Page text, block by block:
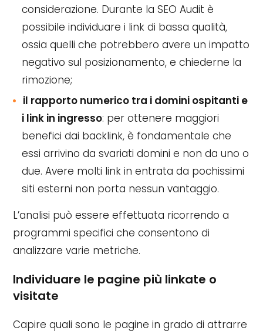
considerazione. Durante la SEO Audit è
possibile individuare i link di bassa qualità,
ossia quelli che potrebbero avere un impatto
negativo sul posizionamento, e chiederne la
rimozione;
il rapporto numerico tra i domini ospitanti e
i link in ingresso: per ottenere maggiori
benefici dai backlink, è fondamentale che
essi arrivino da svariati domini e non da uno o
due. Avere molti link in entrata da pochissimi
siti esterni non porta nessun vantaggio.
L’analisi può essere effettuata ricorrendo a
programmi specifici che consentono di
analizzare varie metriche.
Individuare le pagine più linkate o
visitate
Capire quali sono le pagine in grado di attrarre